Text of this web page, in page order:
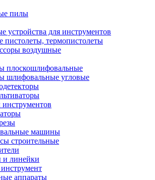
пилы
устройства для инструментов
пистолеты, термопистолеты
воздушные
плоскошлифовальные
шлифовальные угловые
машины
строительные
и линейки
аппараты